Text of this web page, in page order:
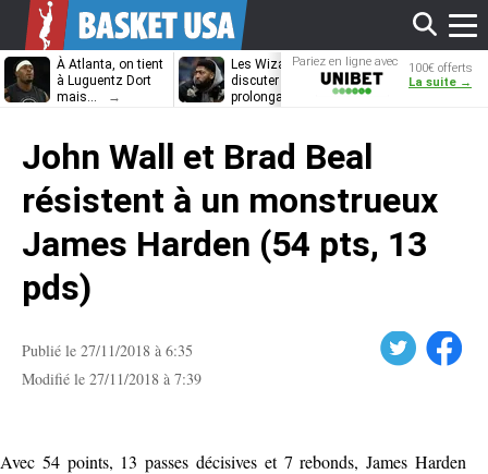
À Atlanta, on tient
à Luguentz Dort
mais…
Les Wizards vont
discuter
prolongation avec
Dennis
découvrira-t-il
Pariez en ligne avec
Unibet
100€ offerts
La suite →
John Wall et Brad Beal
résistent à un monstrueux
James Harden (54 pts, 13
pds)
Publié le 27/11/2018 à 6:35
Modifié le 27/11/2018 à 7:39
Facebook
Avec 54 points, 13 passes décisives et 7 rebonds, James Harden